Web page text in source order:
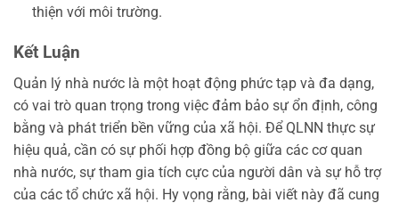
thiện với môi trường.
Kết Luận
Quản lý nhà nước là một hoạt động phức tạp và đa dạng,
có vai trò quan trọng trong việc đảm bảo sự ổn định, công
bằng và phát triển bền vững của xã hội. Để QLNN thực sự
hiệu quả, cần có sự phối hợp đồng bộ giữa các cơ quan
nhà nước, sự tham gia tích cực của người dân và sự hỗ trợ
của các tổ chức xã hội. Hy vọng rằng, bài viết này đã cung